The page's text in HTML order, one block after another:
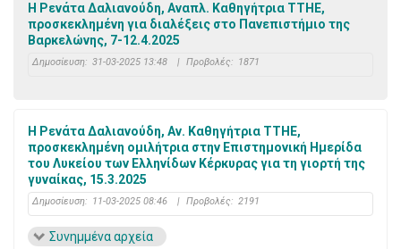
H Ρενάτα Δαλιανούδη, Αναπλ. Καθηγήτρια ΤΤΗΕ,
προσκεκλημένη για διαλέξεις στο Πανεπιστήμιο της
Βαρκελώνης, 7-12.4.2025
Δημοσίευση: 31-03-2025 13:48 | Προβολές: 1871
Η Ρενάτα Δαλιανούδη, Aν. Καθηγήτρια ΤTHE,
προσκεκλημένη ομιλήτρια στην Επιστημονική Ημερίδα
του Λυκείου των Ελληνίδων Κέρκυρας για τη γιορτή της
γυναίκας, 15.3.2025
Δημοσίευση: 11-03-2025 08:46 | Προβολές: 2191
Συνημμένα αρχεία